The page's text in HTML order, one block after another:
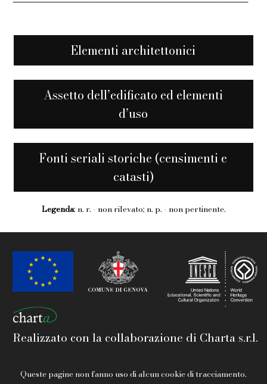
Elementi architettonici
Assetto dell’edificato ed elementi
d’uso
Fonti seriali storiche (censimenti e
catasti)
Legenda: n. r. - non rilevato; n. p. - non pertinente.
Realizzato con la collaborazione di Charta s.r.l.
Queste pagine non fanno uso di alcun cookie di tracciamento.